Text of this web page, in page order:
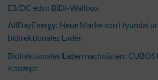
E3/DC edsn BiDi-Wallbox
AllDayEnergy: Neue Marke von Hyundai
bidirektionales Laden
Bidirektionales Laden nachrüsten:
Konzept